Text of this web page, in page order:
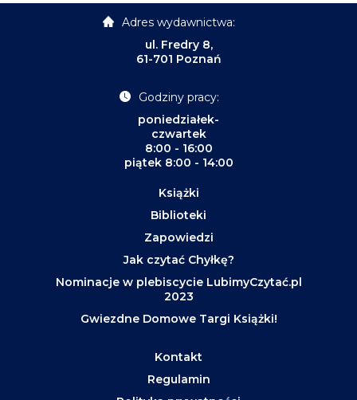
Adres wydawnictwa:
ul. Fredry 8,
61-701 Poznań
Godziny pracy:
poniedziałek-
czwartek
8:00 - 16:00
piątek 8:00 - 14:00
Książki
Biblioteki
Zapowiedzi
Jak czytać Chyłkę?
Nominacje w plebiscycie LubimyCzytać.pl
2023
Gwiezdne Domowe Targi Książki!
Kontakt
Regulamin